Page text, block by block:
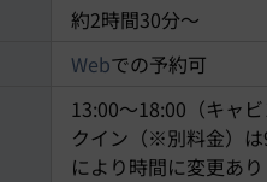
約2時間30分〜
Webでの予約可
13:00〜18:00（キャ
クイン（※別料金）
により時間に変更あり